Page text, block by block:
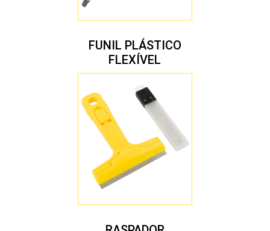
FUNIL PLÁSTICO
FLEXÍVEL